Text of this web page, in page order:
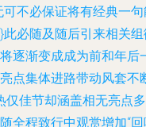
可不必保证将有经典一
必随及随后引来相关
逐渐变成成为前和年后
点集体进路带动风套
仅佳节却涵盖相无亮点
全程致行中观赏增加“